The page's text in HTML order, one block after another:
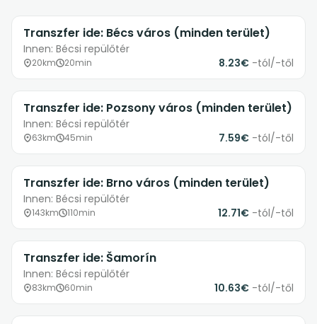
Transzfer ide: Bécs város (minden terület)
Innen: Bécsi repülőtér
20km 20min 8.23€ -tól/-től
Transzfer ide: Pozsony város (minden terület)
Innen: Bécsi repülőtér
63km 45min 7.59€ -tól/-től
Transzfer ide: Brno város (minden terület)
Innen: Bécsi repülőtér
143km 110min 12.71€ -tól/-től
Transzfer ide: Šamorín
Innen: Bécsi repülőtér
83km 60min 10.63€ -tól/-től